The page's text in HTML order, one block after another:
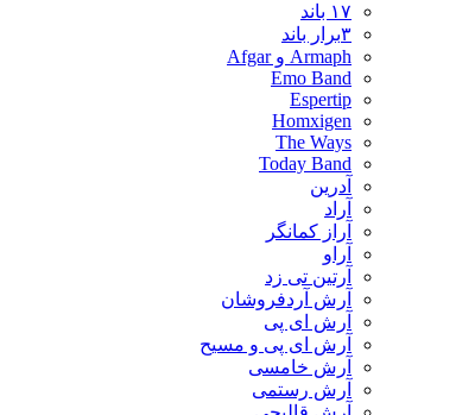
۱۷ باند
۳برار باند
Armaph و Afgar
Emo Band
Espertip
Homxigen
The Ways
Today Band
آدرین
آراد
آراز کمانگر
آراو
آرتین تی زد
آرش آردفروشان
آرش ای پی
آرش ای پی و مسیح
آرش خامسی
آرش رستمی